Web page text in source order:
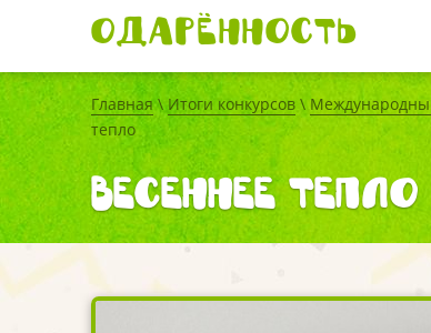
Одарённость
Главная\Итоги конкурсов \
тепло
Весеннее тепло